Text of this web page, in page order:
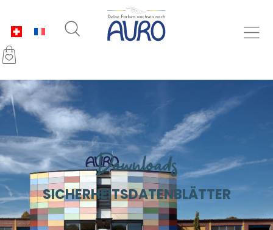
Downloads
SICHERHEITSDATENBLÄTTER